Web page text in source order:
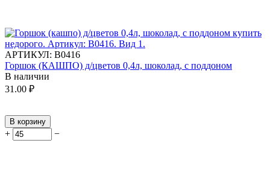
АРТИКУЛ: В0416
Горшок (КАШПО) д/цветов 0,4л, шоколад, с поддоном
В наличии
31.00 ₽
В корзину
+ −